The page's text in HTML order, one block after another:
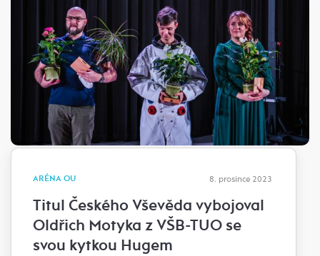
ARÉNA OU 8. prosince 2023
Titul Českého Vševěda vybojoval
Oldřich Motyka z VŠB-TUO se
svou kytkou Hugem